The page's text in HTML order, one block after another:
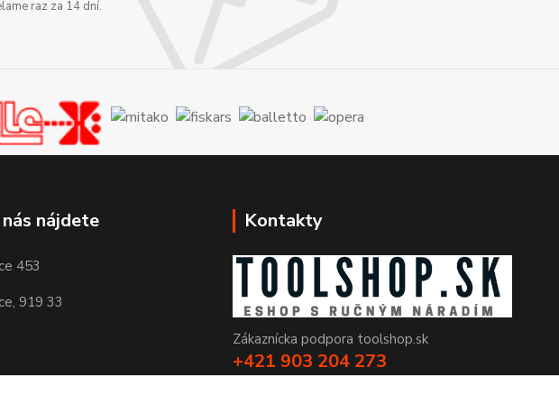
raz za 14 dní.
nájdete
453
919 33
Kontakty
Zákaznícka podpora toolshop.sk
+421 903 204 273